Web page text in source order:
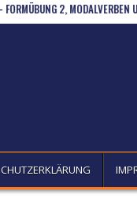
2, MODALVERBEN